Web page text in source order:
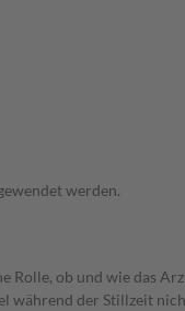
werden.
Rolle, ob und wie das
während der Stillzeit